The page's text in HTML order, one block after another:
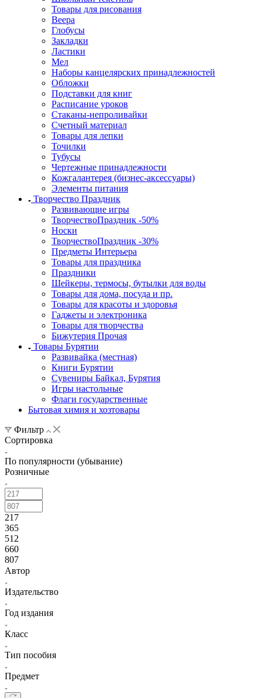
Товары для рисования
Веера
Глобусы
Закладки
Ластики
Мел
Наборы канцелярских принадлежностей
Обложки
Подставки для книг
Расписание уроков
Стаканы-непроливайки
Счетный материал
Товары для лепки
Точилки
Тубусы
Чертежные принадлежности
Кожгалантерея (бизнес-аксессуары)
Элементы питания
Творчество Праздник
Развивающие игры
ТворчествоПраздник -50%
Носки
ТворчествоПраздник -30%
Предметы Интерьера
Товары для праздника
Праздники
Шейкеры, термосы, бутылки для воды
Товары для дома, посуда и пр.
Товары для красоты и здоровья
Гаджеты и электроника
Товары для творчества
Бижутерия Прочая
Товары Бурятии
Развивайка (местная)
Книги Бурятии
Сувениры Байкал, Бурятия
Игры настольные
Флаги государственные
Бытовая химия и хозтовары
Фильтр
Сортировка
По популярности (убывание)
Розничные
217
365
512
660
807
Автор
Издательство
Год издания
Класс
Тип пособия
Предмет